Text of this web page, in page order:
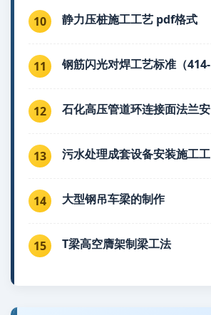
10 静力压桩施工工艺 pdf格式
11 钢筋闪光对焊工艺标准（414-
12 石化高压管道环连接面法兰安
13 污水处理成套设备安装施工工
14 大型钢吊车梁的制作
15 T梁高空膺架制梁工法